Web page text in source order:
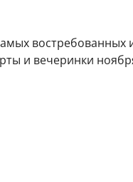
и вечеринки